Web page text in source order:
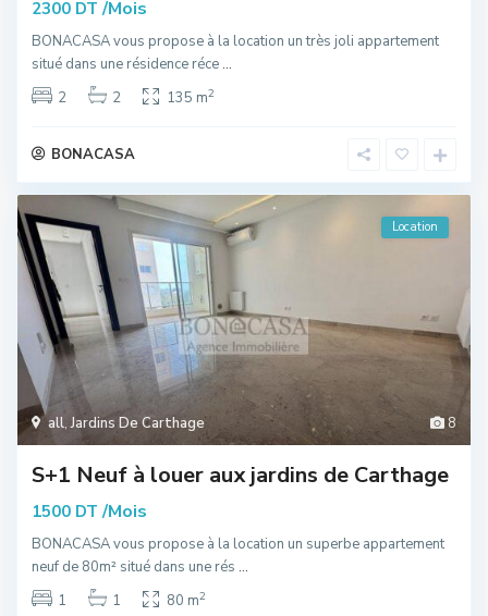
2300 DT /Mois
BONACASA vous propose à la location un très joli appartement
situé dans une résidence réce...
2
2 135 m2
BONACASA
8
all,Jardins De Carthage
Location
S+1 Neuf à louer aux jardins de Carthage
1500 DT /Mois
BONACASA vous propose à la location un superbe appartement
neuf de 80m² situé dans une rés ...
1
1 80 m2